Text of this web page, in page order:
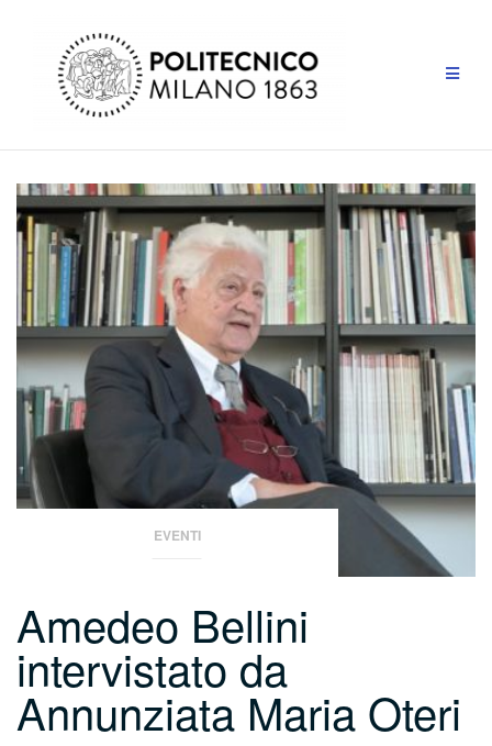
EVENTI
Amedeo Bellini
intervistato da
Annunziata Maria Oteri